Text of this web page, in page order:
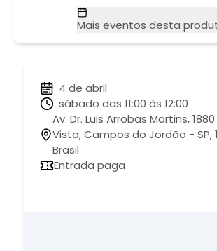
Mais eventos desta
4 de abril
sábado das 11:00 às 12:00
Av. Dr. Luis Arrobas Martins,
Vista, Campos do Jordão - SP,
Brasil
Entrada paga